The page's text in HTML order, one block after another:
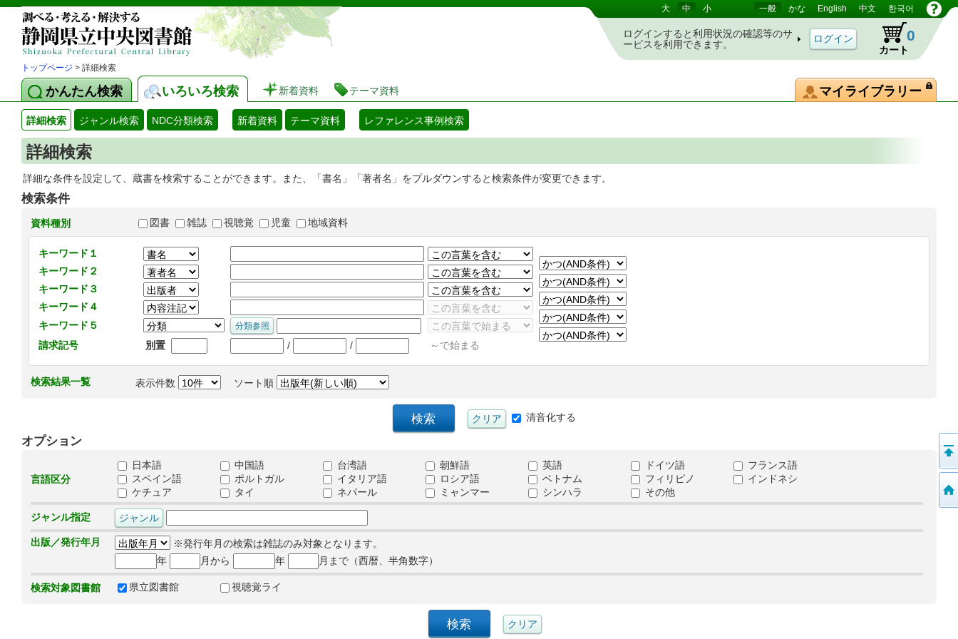
静岡県立図書館 蔵書検索・予約システム 大 中 小 一般 かな English 中文 한국어
ログインすると利用状況の確認等のサ
ービスを利用できます。
カート
0
トップページ > 詳細検索
かんたん検索 いろいろ検索 新着資料 テーマ資料 マイライブラリー
詳細検索 ジャンル検索 NDC分類検索 新着資料 テーマ資料 レファレンス事例検索
詳細検索
詳細な条件を設定して、蔵書を検索することができます。また、「書名」「著者名」をプルダウンすると検索条件が変更できます。
検索条件
資料種別 図書 雑誌 視聴覚 児童 地域資料
キーワード１
キーワード２
キーワード３
キーワード４
キーワード５
請求記号
別置 / / ～で始まる
検索結果一覧 表示件数 ソート順
清音化する
オプション
言語区分
日本語 中国語 台湾語 朝鮮語 英語 ドイツ語
フランス語
スペイン語
ポルトガル イタリア語 ロシア語 ベトナム フィリピノ
インドネシ
ケチュア
タイ ネパール ミャンマー シンハラ その他
ジャンル指定
出版／発行年月
※発行年月の検索は雑誌のみ対象となります。
年
月から 年 月まで（西暦、半角数字）
検索対象図書館 県立図書館 視聴覚ライ